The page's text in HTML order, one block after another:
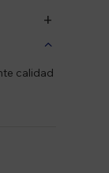
calidad